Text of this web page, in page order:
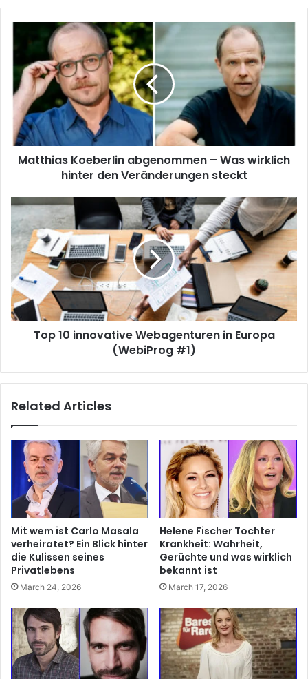
b
s
i
e
Matthias Koeberlin abgenommen – Was wirklich
hinter den Veränderungen steckt
Top 10 innovative Webagenturen in Europa
(WebiProg #1)
Related Articles
Mit wem ist Carlo Masala
verheiratet? Ein Blick hinter
die Kulissen seines
Privatlebens
March 24, 2026
Helene Fischer Tochter
Krankheit: Wahrheit,
Gerüchte und was wirklich
bekannt ist
March 17, 2026